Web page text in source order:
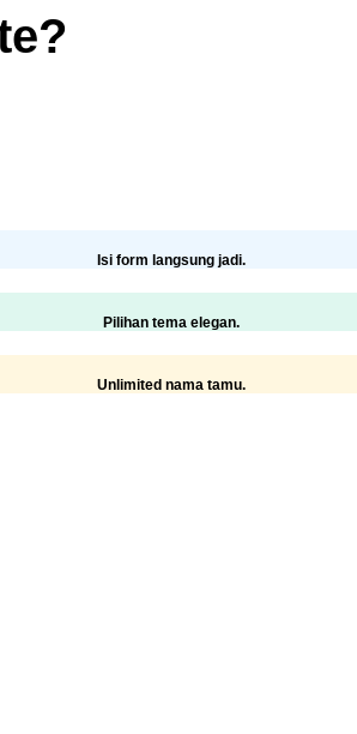
Isi form langsung jadi.
Pilihan tema elegan.
Unlimited nama tamu.